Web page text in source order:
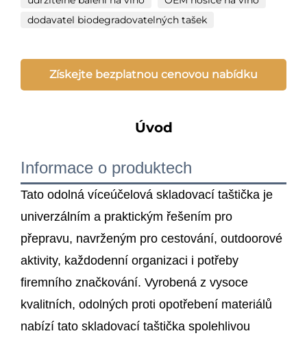
dodavatel biodegradovatelných tašek
Získejte bezplatnou cenovou nabídku
Úvod
Informace o produktech
Tato odolná víceúčelová skladovací taštička je
univerzálním a praktickým řešením pro
přepravu, navrženým pro cestování, outdoorové
aktivity, každodenní organizaci i potřeby
firemního značkování. Vyrobená z vysoce
kvalitních, odolných proti opotřebení materiálů
nabízí tato skladovací taštička spolehlivou